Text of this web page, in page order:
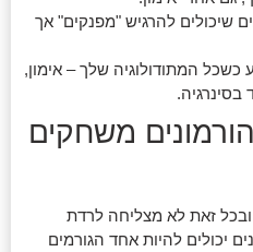
שיכולים להרגיש "מפנקים" אך
כשכל המתודולוגיה שלך – אימון,
בסינרגיה.
משחקים
זאת לא מצליחה לרדת
יכולים להיות אחד הגורמים